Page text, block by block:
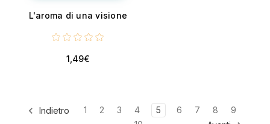
L'aroma di una visione
1,49€
Indietro 1 2 3 4 5 6 7 8
9